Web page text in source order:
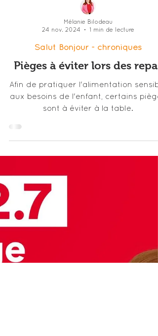
24 nov. 2024
1 min de lecture
Salut Bonjour - chroniques
Pièges à éviter lors des repas
aux besoins de l'enfant, certains
sont à éviter à la table.